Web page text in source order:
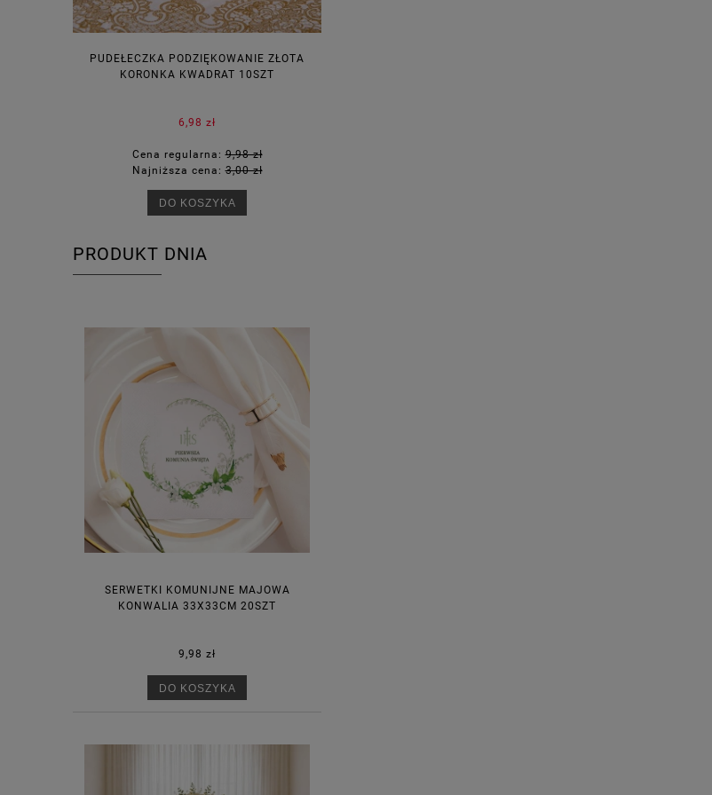
PUDEŁECZKA PODZIĘKOWANIE ZŁOTA
KORONKA KWADRAT 10SZT
6,98 zł
Cena regularna:9,98 zł
Najniższa cena:3,00 zł
DO KOSZYKA
PRODUKT DNIA
SERWETKI KOMUNIJNE MAJOWA
KONWALIA 33X33CM 20SZT
9,98 zł
DO KOSZYKA